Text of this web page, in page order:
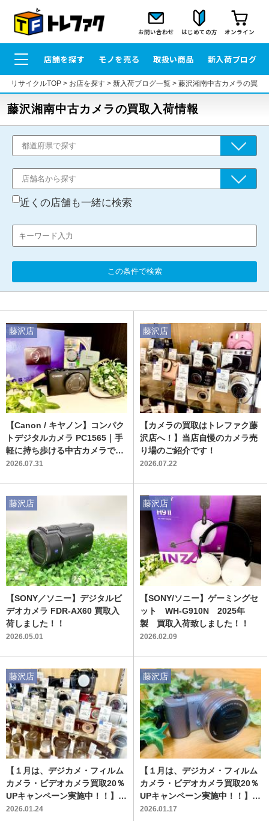
お問い合わせ はじめての方 オンライン
店舗を探す モノを売る 取扱い商品 新入荷ブログ
リサイクルTOP> お店を探す> 新入荷ブログ一覧> 藤沢湘南中古カメラの買取
藤沢湘南中古カメラの買取入荷情報
近くの店舗も一緒に検索
この条件で検索
【Canon / キヤノン】コンパク
トデジタルカメラ PC1565｜手
軽に持ち歩ける中古カメラで日
常のスナップを楽しむ
2026.07.31
藤沢店
【カメラの買取はトレファク藤
沢店へ！】当店自慢のカメラ売
り場のご紹介です！
2026.07.22
藤沢店
【SONY／ソニー】デジタルビ
デオカメラ FDR-AX60 買取入
荷しました！！
2026.05.01
藤沢店
【SONY/ソニー】ゲーミングセ
ット WH-G910N 2025年
製 買取入荷致しました！！
2026.02.09
藤沢店
【１月は、デジカメ・フィルム
カメラ・ビデオカメラ買取20％
UPキャンペーン実施中！！】当
店自慢のカメラ売場のご紹介で
2026.01.24
藤沢店
【１月は、デジカメ・フィルム
カメラ・ビデオカメラ買取20％
UPキャンペーン実施中！！】ミ
ラーレス一眼レフカメラ SON
2026.01.17
藤沢店